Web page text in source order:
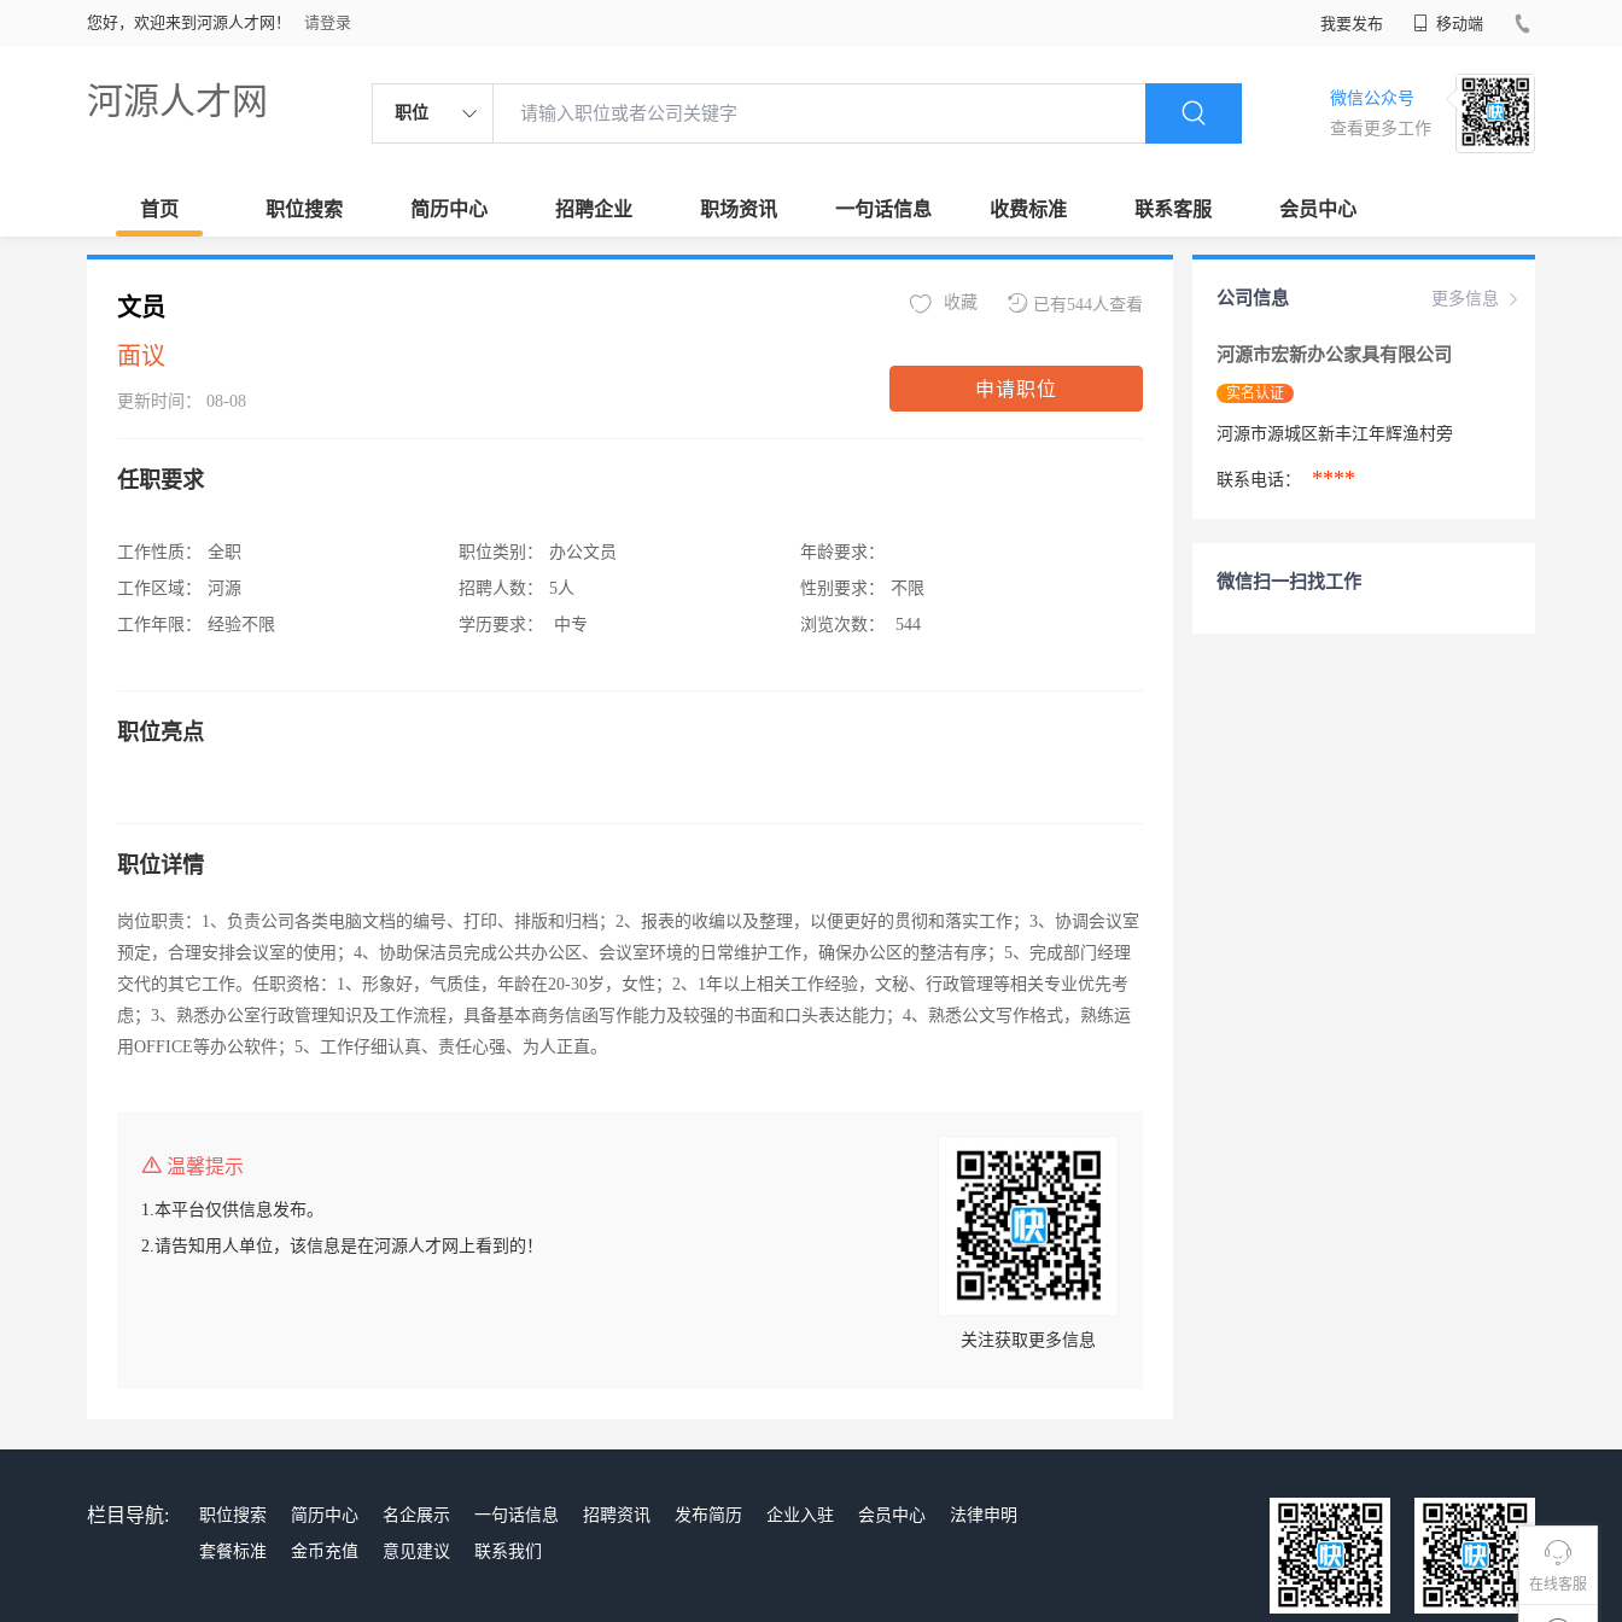
您好，欢迎来到河源人才网！ 请登录 我要发布 移动端
河源人才网 职位
微信公众号
查看更多工作
首页 职位搜索 简历中心 招聘企业 职场资讯 一句话信息 收费标准 联系客服 会员中心
在线客服
文员
面议
更新时间： 08-08
已有544人查看
收藏
申请职位
任职要求
工作性质：
全职
工作区域：
河源
工作年限：
经验不限
职位类别：
办公文员
招聘人数：
5人
学历要求：
中专
年龄要求：
性别要求：
不限
浏览次数：
544
职位亮点
职位详情
岗位职责：1、负责公司各类电脑文档的编号、打印、排版和归档；2、报表的收编以及整理，以便更好的贯彻和落实工作；3、协调会议室
预定，合理安排会议室的使用；4、协助保洁员完成公共办公区、会议室环境的日常维护工作，确保办公区的整洁有序；5、完成部门经理
交代的其它工作。任职资格：1、形象好，气质佳，年龄在20-30岁，女性；2、1年以上相关工作经验，文秘、行政管理等相关专业优先考
虑；3、熟悉办公室行政管理知识及工作流程，具备基本商务信函写作能力及较强的书面和口头表达能力；4、熟悉公文写作格式，熟练运
用OFFICE等办公软件；5、工作仔细认真、责任心强、为人正直。
温馨提示
1.本平台仅供信息发布。
2.请告知用人单位，该信息是在河源人才网上看到的！
关注获取更多信息
更多信息
公司信息
河源市宏新办公家具有限公司
实名认证
河源市源城区新丰江年辉渔村旁
联系电话： ****
微信扫一扫找工作
栏目导航: 职位搜索 简历中心 名企展示 一句话信息 招聘资讯 发布简历 企业入驻 会员中心
法律申明
套餐标准
金币充值 意见建议 联系我们